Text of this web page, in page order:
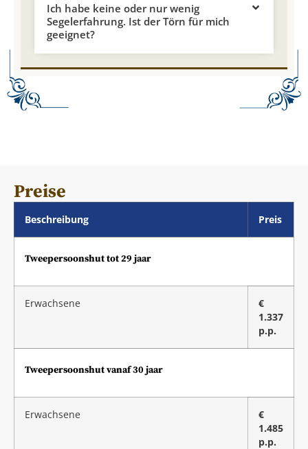
Ich habe keine oder nur wenig
Segelerfahrung. Ist der Törn für mich
geeignet?
Preise
Beschreibung Preis
Tweepersoonshut tot 29 jaar
Erwachsene
€
1.337
p.p.
Tweepersoonshut vanaf 30 jaar
Erwachsene
€
1.485
p.p.